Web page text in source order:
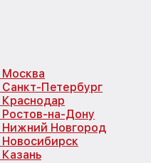
Москва
Петербург
на-Дону
Нижний Новгород